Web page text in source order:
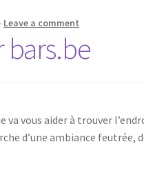
Leave a comment
bars.be
va vous aider à trouver
d’une ambiance